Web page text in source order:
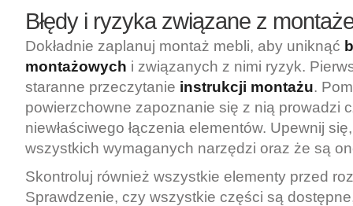
Błędy i ryzyka związane z
Dokładnie zaplanuj montaż mebli, aby uniknąć
montażowych i związanych z nimi ryzyk.
staranne przeczytanie instrukcji montażu.
powierzchowne zapoznanie się z nią prowadzi
niewłaściwego łączenia elementów. Upewnij
wszystkich wymaganych narzędzi oraz że są
Skontroluj również wszystkie elementy przed
Sprawdzenie, czy wszystkie części są